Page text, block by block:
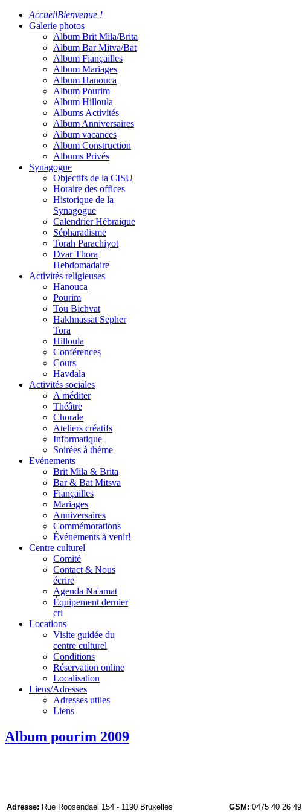
AccueilBienvenue !
Galerie photos
Album Brit Mila/Brita
Album Bar Mitva/Bat
Album Fiançailles
Album Mariages
Album Hanouca
Album Pourim
Album Hilloula
Albums Activités
Album Anniversaires
Album vacances
Album Construction
Albums Privés
Synagogue
Objectifs de la CISU
Horaire des offices
Historique de la
Synagogue
Calendrier Hébraique
Sépharadisme
Torah Parachiyot
Dvar Thora
Hebdomadaire
Activités religieuses
Hanouca
Pourim
Tou Bichvat
Hakhnassat Sepher
Tora
Hilloula
Conférences
Cours
Havdala
Activités sociales
A méditer
Théâtre
Chorale
Ateliers créatifs
Informatique
Soirées à thème
Evénements
Brit Mila & Brita
Bar & Bat Mitsva
Fiançailles
Mariages
Anniversaires
Commémorations
Événements à venir!
Centre culturel
Comité
Contact & Nous
écrire
Agenda Na'amat
Équipement dernier
cri
Locations
Visite guidée du
centre culturel
Conditions
Réservation online
Localisation
Liens/Adresses
Adresses utiles
Liens
Album pourim 2009
Adresse: Rue Roosendael 154 - 1190 Bruxelles GSM: 0475 40 26 49